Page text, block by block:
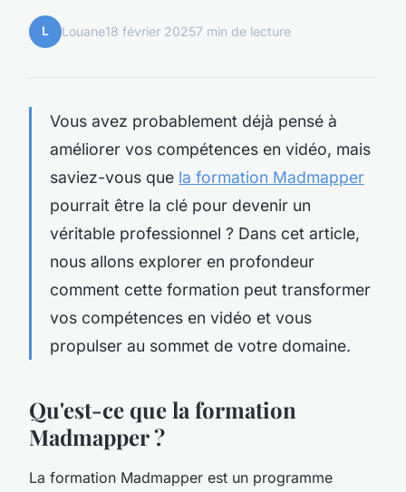
L Louane18 février 20257 min de lecture
Vous avez probablement déjà pensé à
améliorer vos compétences en vidéo, mais
saviez-vous que la formation Madmapper
pourrait être la clé pour devenir un
véritable professionnel ? Dans cet article,
nous allons explorer en profondeur
comment cette formation peut transformer
vos compétences en vidéo et vous
propulser au sommet de votre domaine.
Qu'est-ce que la formation
Madmapper ?
La formation Madmapper est un programme